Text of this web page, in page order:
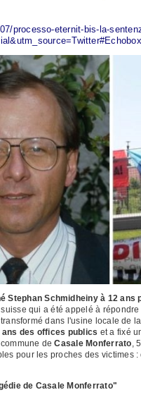
processo-eternit-bis-la-
Stephan Schmidheiny à 12
qui a été appelé à
dans l'usine locale
des offices publics et a fixé
de Casale Monferrato,
pour les proches des
de Casale Monferrato"